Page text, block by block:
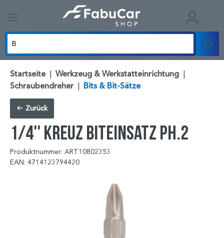
Startseite | Werkzeug & Werkstatteinrichtung |
Schraubendreher | Bits & Bit-Sätze
Zurück
1/4'' Kreuz Biteinsatz PH.2
Produktnummer: ART10802353
EAN: 4714123794420